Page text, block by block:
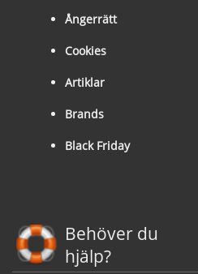
Ångerrätt
Cookies
Artiklar
Brands
Black Friday
Behöver du
hjälp?